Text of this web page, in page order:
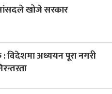
खोजे सरकार
विदेशमा अध्ययन पूरा नगरी